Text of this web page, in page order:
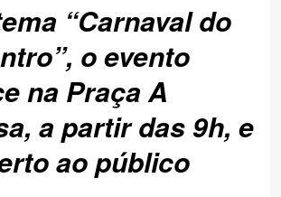
“Carnaval do
o evento
na Praça A
a partir das 9h, e
ao público